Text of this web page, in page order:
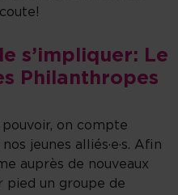
s’impliquer: Le
Philanthropes​
on compte
jeunes alliés·e·s. Afin
auprès de nouveaux
pied un groupe de